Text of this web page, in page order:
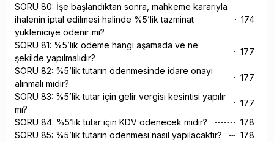
SORU 80: İşe başlandıktan sonra, mahkeme kararıyla
ihalenin iptal edilmesi halinde %5’lik tazminat
yükleniciye ödenir mi?
174
SORU 81: %5’lik ödeme hangi aşamada ve ne
şekilde yapılmalıdır?
177
SORU 82: %5’lik tutarın ödenmesinde idare onayı
alınmalı mıdır?
177
SORU 83: %5’lik tutar için gelir vergisi kesintisi yapılır
mı?
177
SORU 84: %5’lik tutar için KDV ödenecek midir?
178
SORU 85: %5’lik tutarın ödenmesi nasıl yapılacaktır?
178